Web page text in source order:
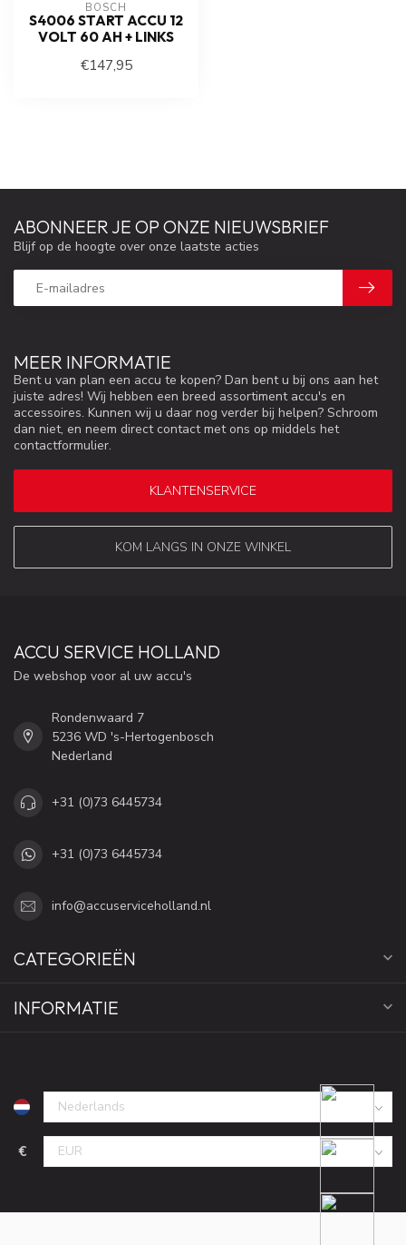
BOSCH
S4006 START ACCU 12
VOLT 60 AH + LINKS
€147,95
MEER INFORMATIE
Bent u van plan een accu te kopen? Dan bent u bij ons aan het
juiste adres! Wij hebben een breed assortiment accu's en
accessoires. Kunnen wij u daar nog verder bij helpen? Schroom
dan niet, en neem direct contact met ons op middels het
contactformulier.
KLANTENSERVICE
KOM LANGS IN ONZE WINKEL
ABONNEER JE OP ONZE NIEUWSBRIEF
Blijf op de hoogte over onze laatste acties
ACCU SERVICE HOLLAND
De webshop voor al uw accu's
Rondenwaard 7
5236 WD 's-Hertogenbosch
Nederland
+31 (0)73 6445734
+31 (0)73 6445734
info@accuserviceholland.nl
CATEGORIEËN
INFORMATIE
€